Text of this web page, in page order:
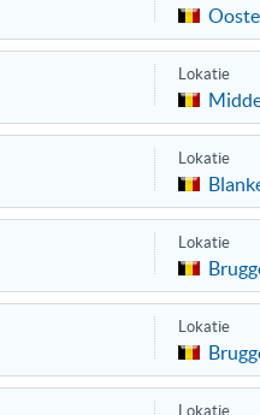
Lokatie
Lokatie
Lokatie
Lokatie
Lokatie